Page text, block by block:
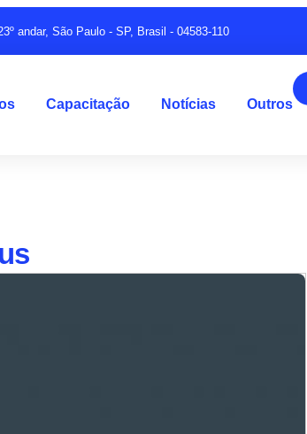
andar, São Paulo - SP, Brasil - 04583-110
Capacitação Notícias Outros